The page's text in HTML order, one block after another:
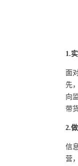
1.
面
先
向
带
2.
信
营